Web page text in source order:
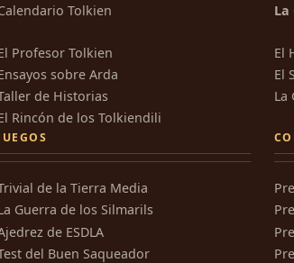
Tolkien
Profesor Tolkien
sobre Arda
de Historias
Rincón de los Tolkiendili
La
El
El
La
de la Tierra Media
Guerra de los Silmarils
de ESDLA
del Buen Saqueador